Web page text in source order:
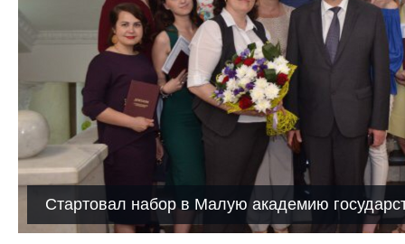
Стартовал набор в Малую академию